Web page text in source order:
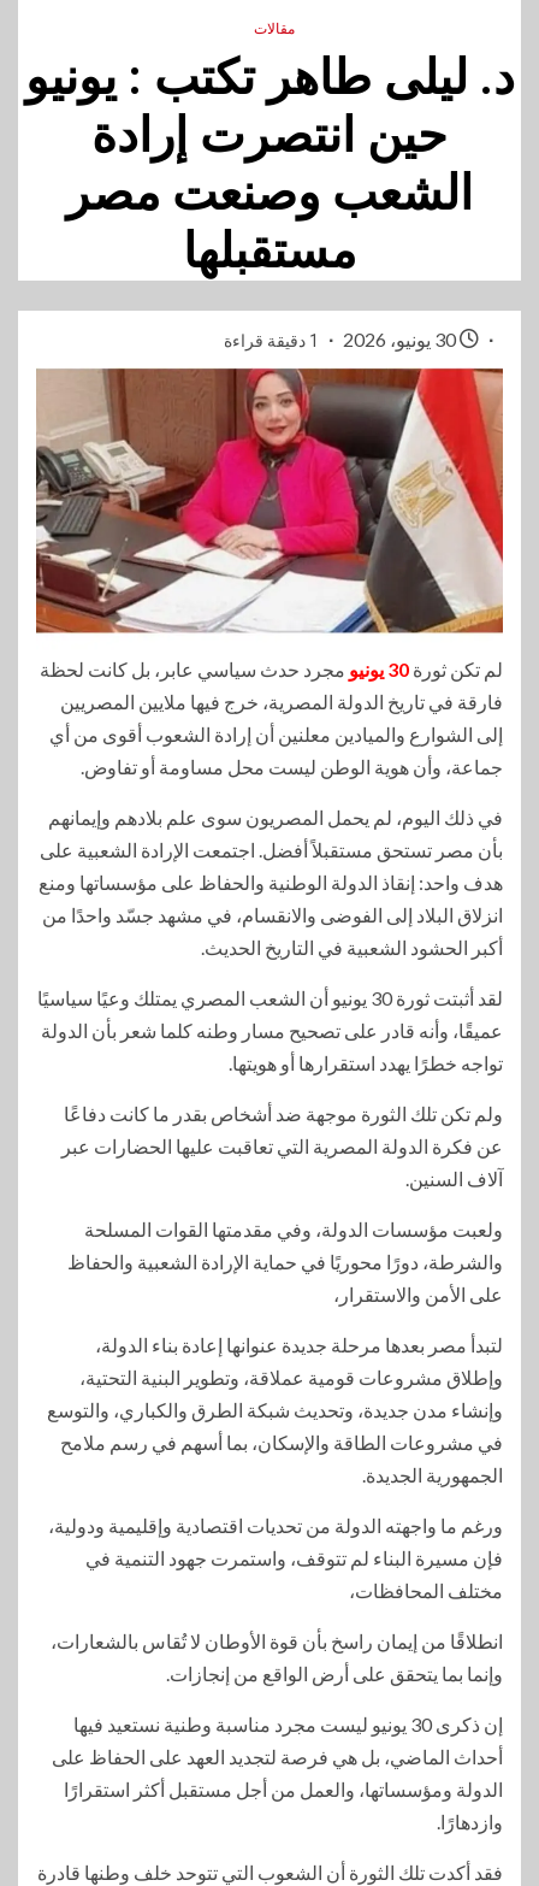
مقالات
د. ليلى طاهر تكتب : يونيو
حين انتصرت إرادة
الشعب وصنعت مصر
مستقبلها
1 دقيقة قراءة
لم تكن ثورة 30 يونيو
مجرد حدث سياسي عابر، بل كانت لحظة
فارقة في تاريخ الدولة المصرية، خرج فيها ملايين المصريين
إلى الشوارع والميادين معلنين أن إرادة الشعوب أقوى من أي
جماعة، وأن هوية الوطن ليست محل مساومة أو تفاوض.
في ذلك اليوم، لم يحمل المصريون سوى علم بلادهم وإيمانهم
بأن مصر تستحق مستقبلاً أفضل. اجتمعت الإرادة الشعبية على
هدف واحد: إنقاذ الدولة الوطنية والحفاظ على مؤسساتها ومنع
انزلاق البلاد إلى الفوضى والانقسام، في مشهد جسّد واحدًا من
أكبر الحشود الشعبية في التاريخ الحديث.
لقد أثبتت ثورة 30 يونيو أن الشعب المصري يمتلك وعيًا سياسيًا
عميقًا، وأنه قادر على تصحيح مسار وطنه كلما شعر بأن الدولة
تواجه خطرًا يهدد استقرارها أو هويتها.
ولم تكن تلك الثورة موجهة ضد أشخاص بقدر ما كانت دفاعًا
عن فكرة الدولة المصرية التي تعاقبت عليها الحضارات عبر
آلاف السنين.
ولعبت مؤسسات الدولة، وفي مقدمتها القوات المسلحة
والشرطة، دورًا محوريًا في حماية الإرادة الشعبية والحفاظ
على الأمن والاستقرار،
لتبدأ مصر بعدها مرحلة جديدة عنوانها إعادة بناء الدولة،
وإطلاق مشروعات قومية عملاقة، وتطوير البنية التحتية،
وإنشاء مدن جديدة، وتحديث شبكة الطرق والكباري، والتوسع
في مشروعات الطاقة والإسكان، بما أسهم في رسم ملامح
الجمهورية الجديدة.
ورغم ما واجهته الدولة من تحديات اقتصادية وإقليمية ودولية،
فإن مسيرة البناء لم تتوقف، واستمرت جهود التنمية في
مختلف المحافظات،
انطلاقًا من إيمان راسخ بأن قوة الأوطان لا تُقاس بالشعارات،
وإنما بما يتحقق على أرض الواقع من إنجازات.
إن ذكرى 30 يونيو ليست مجرد مناسبة وطنية نستعيد فيها
أحداث الماضي، بل هي فرصة لتجديد العهد على الحفاظ على
الدولة ومؤسساتها، والعمل من أجل مستقبل أكثر استقرارًا
وازدهارًا.
فقد أكدت تلك الثورة أن الشعوب التي تتوحد خلف وطنها قادرة